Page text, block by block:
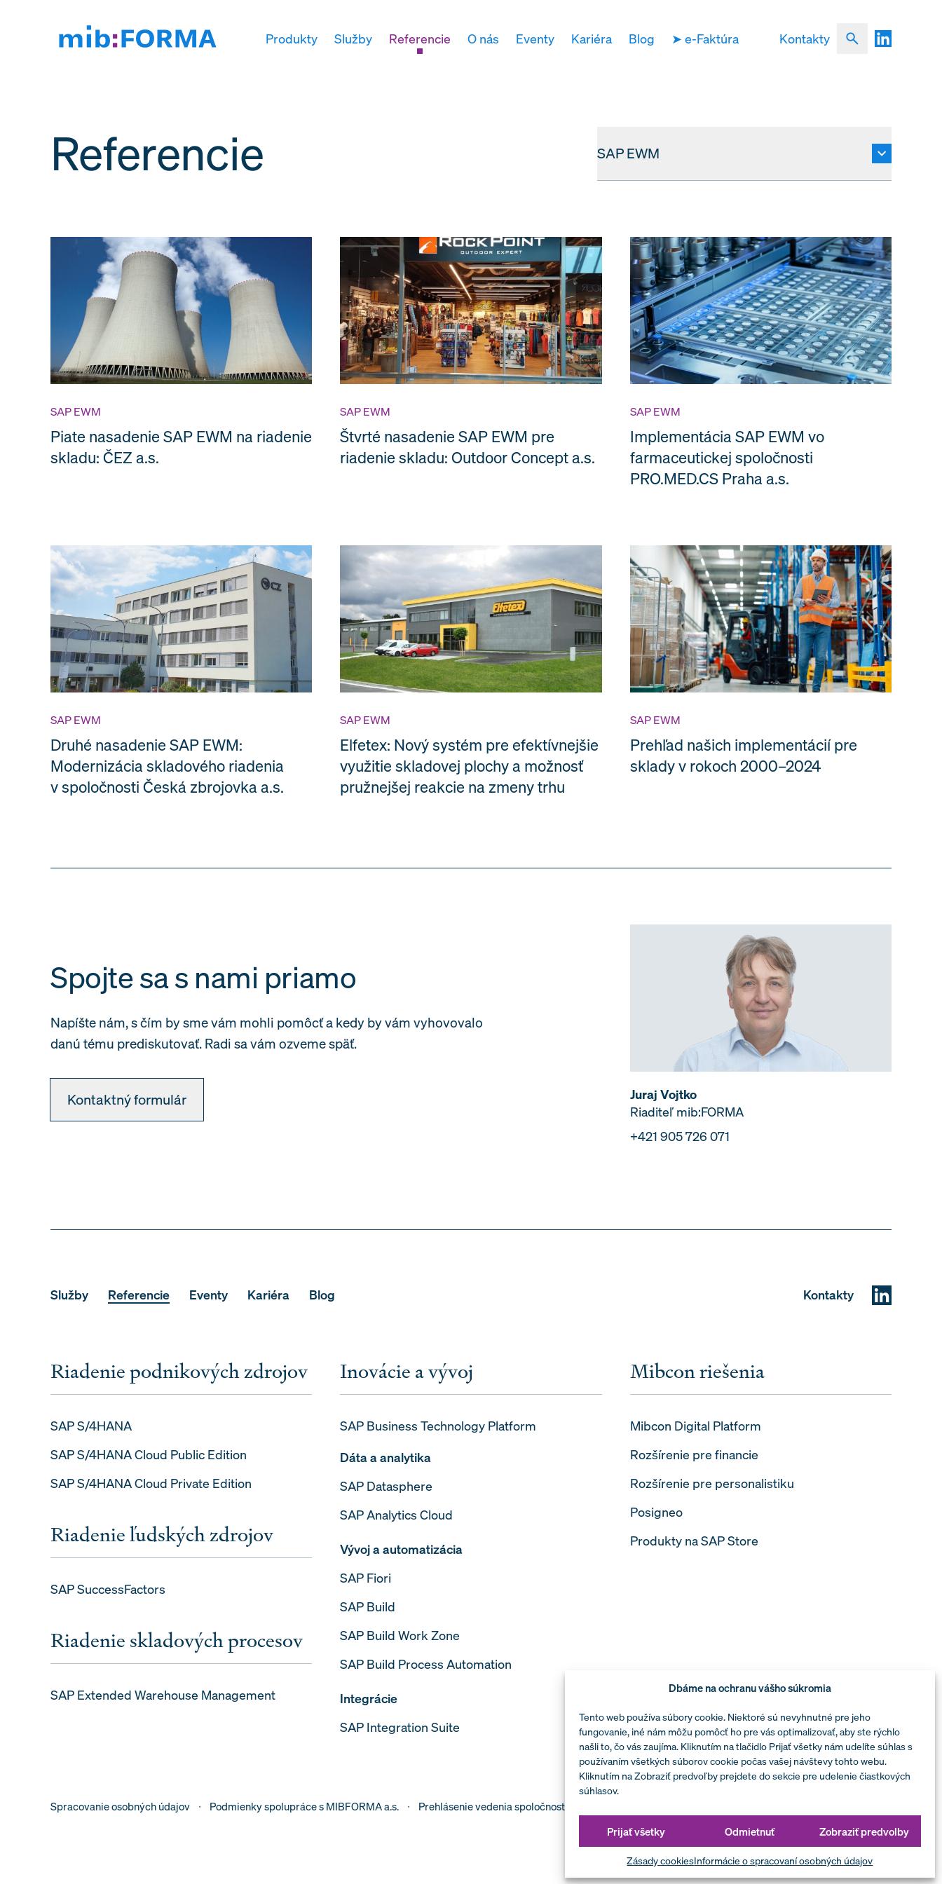
Dbáme na ochranu vášho súkromia
Tento web používa súbory cookie. Niektoré sú nevyhnutné pre jeho
fungovanie, iné nám môžu pomôcť ho pre vás optimalizovať, aby ste rýchlo
našli to, čo vás zaujíma. Kliknutím na tlačidlo Prijať všetky nám udelíte súhlas s
používaním všetkých súborov cookie počas vašej návštevy tohto webu.
Kliknutím na Zobraziť predvoľby prejdete do sekcie pre udelenie čiastkových
súhlasov.
Prijať všetky Odmietnuť Zobraziť predvolby
Zásady cookiesInformácie o spracovaní osobných údajov
Produkty Služby Referencie O nás Eventy Kariéra Blog ➤ e-Faktúra Kontakty
Referencie SAP EWM
SAP EWM
Piate nasadenie SAP EWM na riadenie
skladu: ČEZ a.s.
SAP EWM
Štvrté nasadenie SAP EWM pre
riadenie skladu: Outdoor Concept a.s.
SAP EWM
Implementácia SAP EWM vo
farmaceutickej spoločnosti
PRO.MED.CS Praha a.s.
SAP EWM
Druhé nasadenie SAP EWM:
Modernizácia skladového riadenia
v spoločnosti Česká zbrojovka a.s.
SAP EWM
Elfetex: Nový systém pre efektívnejšie
využitie skladovej plochy a možnosť
pružnejšej reakcie na zmeny trhu
SAP EWM
Prehľad našich implementácií pre
sklady v rokoch 2000–2024
Spojte sa s nami priamo
Napíšte nám, s čím by sme vám mohli pomôcť a kedy by vám vyhovovalo
danú tému prediskutovať. Radi sa vám ozveme späť.
Kontaktný formulár
Juraj Vojtko
Riaditeľ mib:FORMA
+421 905 726 071
Služby Referencie Eventy Kariéra Blog Kontakty
Riadenie podnikových zdrojov
SAP S/4HANA
SAP S/4HANA Cloud Public Edition
SAP S/4HANA Cloud Private Edition
Riadenie ľudských zdrojov
SAP SuccessFactors
Riadenie skladových procesov
SAP Extended Warehouse Management
Inovácie a vývoj
SAP Business Technology Platform
Dáta a analytika
SAP Datasphere
SAP Analytics Cloud
Vývoj a automatizácia
SAP Fiori
SAP Build
SAP Build Work Zone
SAP Build Process Automation
Integrácie
SAP Integration Suite
Mibcon riešenia
Mibcon Digital Platform
Rozšírenie pre financie
Rozšírenie pre personalistiku
Posigneo
Produkty na SAP Store
Spracovanie osobných údajov Podmienky spolupráce s MIBFORMA a.s. Prehlásenie vedenia spoločnosti k politike bezpečnosti informácií